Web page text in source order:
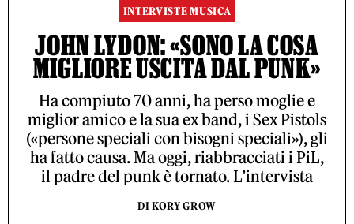
INTERVISTE MUSICA
JOHN LYDON: «SONO LA COSA
MIGLIORE USCITA DAL PUNK»
Ha compiuto 70 anni, ha perso moglie e
miglior amico e la sua ex band, i Sex Pistols
(«persone speciali con bisogni speciali»), gli
ha fatto causa. Ma oggi, riabbracciati i PiL,
il padre del punk è tornato. L’intervista
DI KORY GROW